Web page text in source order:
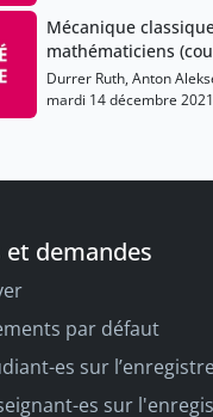
Mécanique
mathématiciens
Durrer Ruth, Anton
mardi 14 décembre 2021
demandes
par défaut
es sur
es sur